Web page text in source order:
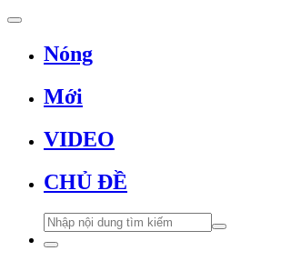
Nóng
Mới
VIDEO
CHỦ ĐỀ